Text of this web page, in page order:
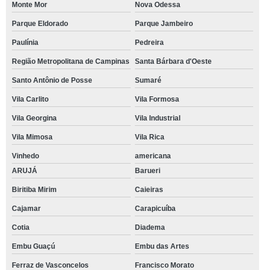
Monte Mor Nova Odessa
Parque Eldorado Parque Jambeiro
Paulínia Pedreira
Região Metropolitana de Campinas Santa Bárbara d'Oeste
Santo Antônio de Posse Sumaré
Vila Carlito Vila Formosa
Vila Georgina Vila Industrial
Vila Mimosa Vila Rica
Vinhedo
americana
ARUJÁ
Barueri
Biritiba Mirim Caieiras
Cajamar Carapicuíba
Cotia Diadema
Embu Guaçú Embu das Artes
Ferraz de Vasconcelos Francisco Morato